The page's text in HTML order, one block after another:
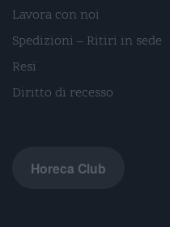
Lavora con noi
Spedizioni – Ritiri in sede
Resi
Diritto di recesso
Horeca Club